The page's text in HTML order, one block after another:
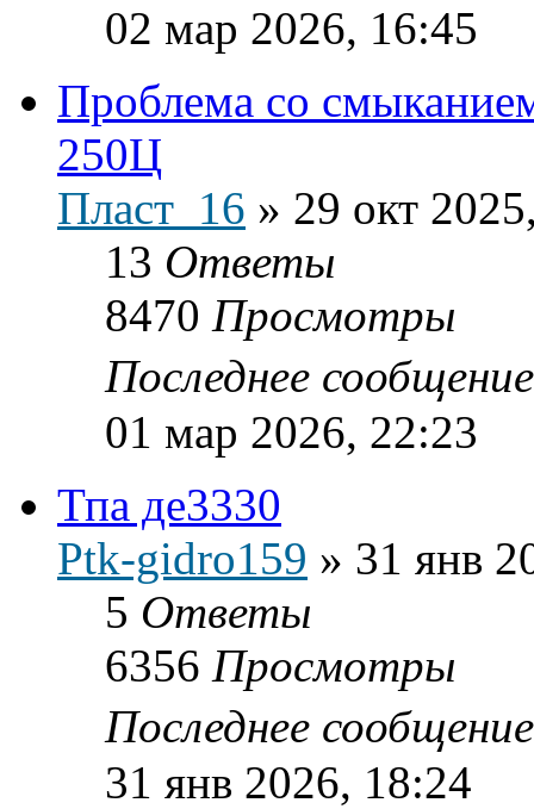
02 мар 2026, 16:45
Проблема со
250Ц
Пласт_16 » 29 окт
13 Ответы
8470 Просмотры
Последнее
01 мар 2026, 22:23
Тпа де3330
Ptk-gidro159 » 31 янв
5 Ответы
6356 Просмотры
Последнее
31 янв 2026, 18:24